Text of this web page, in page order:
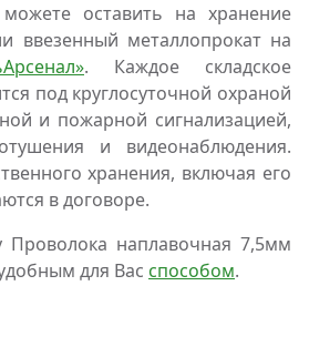
оставить на хранение
ввезенный металлопрокат на
. Каждое складское
под круглосуточной охраной
и пожарной сигнализацией,
и видеонаблюдения.
хранения, включая его
в договоре.
Проволока наплавочная 7,5мм
для Вас способом.